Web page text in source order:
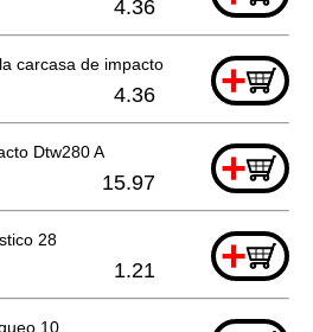
4.36
carcasa de impacto +
4.36
Dtw280 A +
15.97
28 +
1.21
10